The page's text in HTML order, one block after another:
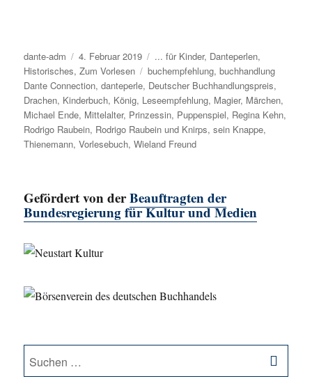
Autor
dante-adm
Veröffentlicht
am
4. Februar 2019 Kategorien
... für Kinder, Danteperlen,
Historisches,Zum Vorlesen Schlagwörter
buchempfehlung,buchhandlung
Dante Connection,danteperle, Deutscher Buchhandlungspreis,
Drachen, Kinderbuch, König, Leseempfehlung, Magier, Märchen,
Michael Ende, Mittelalter, Prinzessin, Puppenspiel, Regina Kehn,
Rodrigo Raubein, Rodrigo Raubein und Knirps,sein Knappe,
Thienemann,Vorlesebuch,Wieland Freund
Gefördert von derBeauftragten der
Bundesregierung für Kultur und Medien
Suche
nach: